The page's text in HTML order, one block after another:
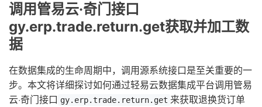
调用管易云·奇门接口
gy.erp.trade.return.get获取并加工数
据
在数据集成的生命周期中，调用源系统接口是至关重要的一
步。本文将详细探讨如何通过轻易云数据集成平台调用管易
云·奇门接口 gy.erp.trade.return.get 来获取退换货订单